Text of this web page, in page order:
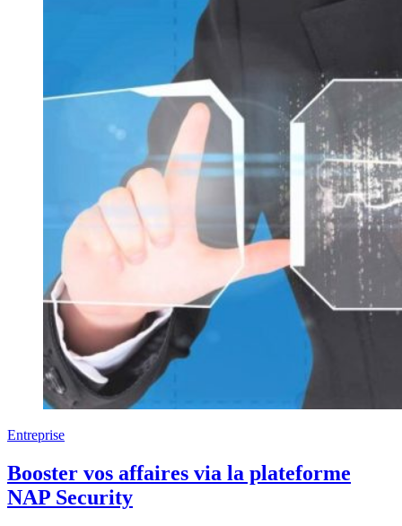
Entreprise
Booster vos affaires via la plateforme
NAP Security